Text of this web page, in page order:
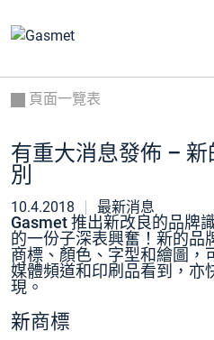
頁面一覽表
有重大消息發佈 –
別
10.4.2018 最新消息
Gasmet 推出新改良的品牌
的一份子深表興奮！新的品
商標、顏色、字型和繪圖，
媒體頻道和印刷品看到，亦
現。
新商標